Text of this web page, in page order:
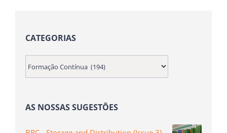
CATEGORIAS
AS NOSSAS SUGESTÕES